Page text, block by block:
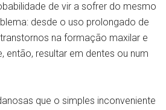
de vir a sofrer do mesmo
desde o uso prolongado de
na formação maxilar e
resultar em dentes ou num
que o simples inconveniente